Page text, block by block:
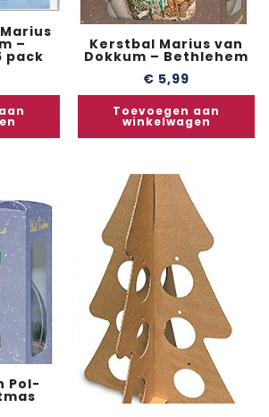
–
pack
Kerstbal Marius van
Dokkum – Bethlehem
€ 5,99
Toevoegen aan
winkelwagen
Pol-